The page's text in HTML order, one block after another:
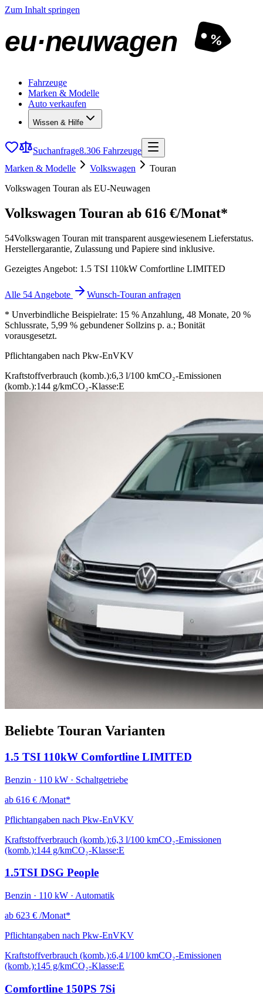
Zum Inhalt springen
eu·neuwagen %
Fahrzeuge
Marken & Modelle
Auto verkaufen
Wissen & Hilfe
Suchanfrage8.306 Fahrzeuge
Marken & Modelle
Volkswagen
Touran
Volkswagen Touran als EU-Neuwagen
Volkswagen Touran ab 616 €/Monat*
54Volkswagen Touran mit transparent ausgewiesenem Lieferstatus.
Herstellergarantie, Zulassung und Papiere sind inklusive.
Gezeigtes Angebot: 1.5 TSI 110kW Comfortline LIMITED
Alle 54 Angebote
Wunsch-Touran anfragen
* Unverbindliche Beispielrate: 15 % Anzahlung, 48 Monate, 20 %
Schlussrate, 5,99 % gebundener Sollzins p. a.; Bonität
vorausgesetzt.
Pflichtangaben nach Pkw-EnVKV
Kraftstoffverbrauch (komb.):6,3 l/100 kmCO₂-Emissionen
(komb.):144 g/kmCO₂-Klasse:E
Beliebte Touran Varianten
1.5 TSI 110kW Comfortline LIMITED
Benzin · 110 kW · Schaltgetriebe
ab 616 € /Monat*
Pflichtangaben nach Pkw-EnVKV
Kraftstoffverbrauch (komb.):6,3 l/100 kmCO₂-Emissionen
(komb.):144 g/kmCO₂-Klasse:E
1.5TSI DSG People
Benzin · 110 kW · Automatik
ab 623 € /Monat*
Pflichtangaben nach Pkw-EnVKV
Kraftstoffverbrauch (komb.):6,4 l/100 kmCO₂-Emissionen
(komb.):145 g/kmCO₂-Klasse:E
Comfortline 150PS 7Si